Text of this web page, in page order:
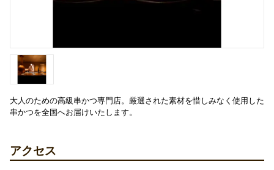
大人のための高級串かつ専門店。厳選された素材を惜しみなく使用した
串かつを全国へお届けいたします。
アクセス